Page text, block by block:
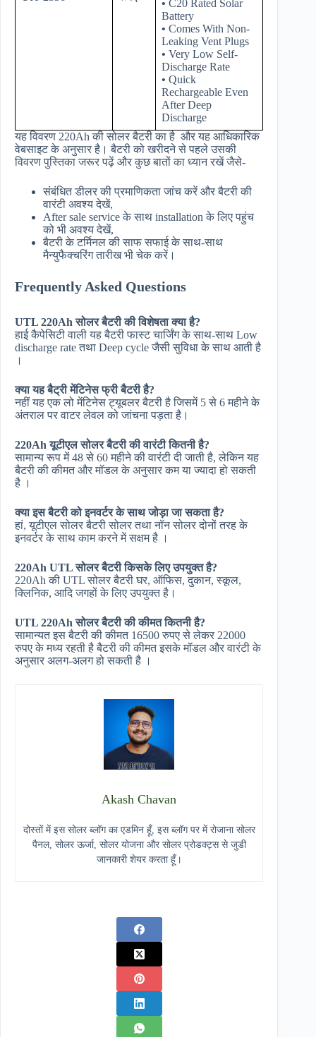
• C20 Rated Solar
Battery
• Comes With Non-
Leaking Vent Plugs
• Very Low Self-
Discharge Rate
• Quick
Rechargeable Even
After Deep
Discharge
यह विवरण 220Ah की सोलर बैटरी का है और यह आधिकारिक
वेबसाइट के अनुसार है। बैटरी को खरीदने से पहले उसकी
विवरण पुस्तिका जरूर पढ़ें और कुछ बातों का ध्यान रखें जैसे-
संबंधित डीलर की प्रमाणिकता जांच करें और बैटरी की
वारंटी अवश्य देखें,
After sale service के साथ installation के लिए पहुंच
को भी अवश्य देखें,
बैटरी के टर्मिनल की साफ सफाई के साथ-साथ
मैन्युफैक्चरिंग तारीख भी चेक करें।
Frequently Asked Questions
UTL 220Ah सोलर बैटरी की विशेषता क्या है?
हाई कैपेसिटी वाली यह बैटरी फास्ट चार्जिंग के साथ-साथ Low
discharge rate तथा Deep cycle जैसी सुविधा के साथ आती है
।
क्या यह बैट्री मेंटिनेस फ्री बैटरी है?
नहीं यह एक लो मेंटिनेस ट्यूबलर बैटरी है जिसमें 5 से 6 महीने के
अंतराल पर वाटर लेवल को जांचना पड़ता है।
220Ah यूटीएल सोलर बैटरी की वारंटी कितनी है?
सामान्य रूप में 48 से 60 महीने की वारंटी दी जाती है, लेकिन यह
बैटरी की कीमत और मॉडल के अनुसार कम या ज्यादा हो सकती
है ।
क्या इस बैटरी को इनवर्टर के साथ जोड़ा जा सकता है?
हां, यूटीएल सोलर बैटरी सोलर तथा नॉन सोलर दोनों तरह के
इनवर्टर के साथ काम करने में सक्षम है ।
220Ah UTL सोलर बैटरी किसके लिए उपयुक्त है?
220Ah की UTL सोलर बैटरी घर, ऑफिस, दुकान, स्कूल,
क्लिनिक, आदि जगहों के लिए उपयुक्त है।
UTL 220Ah सोलर बैटरी की कीमत कितनी है?
सामान्यत इस बैटरी की कीमत 16500 रुपए से लेकर 22000
रुपए के मध्य रहती है बैटरी की कीमत इसके मॉडल और वारंटी के
अनुसार अलग-अलग हो सकती है ।
Akash Chavan
दोस्तों में इस सोलर ब्लॉग का एडमिन हूँ, इस ब्लॉग पर में रोजाना सोलर
पैनल, सोलर ऊर्जा, सोलर योजना और सोलर प्रोडक्ट्स से जुडी
जानकारी शेयर करता हूँ।